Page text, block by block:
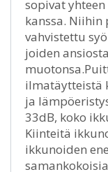
sopivat yhteen
kanssa. Niihin
vahvistettu
joiden
ilmatäytteistä
ja
33dB, koko
Kiinteitä
ikkunoiden